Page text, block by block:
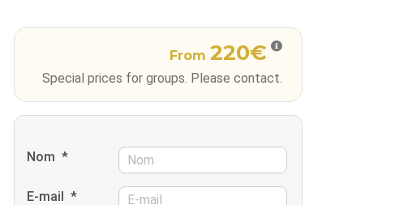
From 220€
Special prices for groups. Please contact.
Nom *
E-mail *